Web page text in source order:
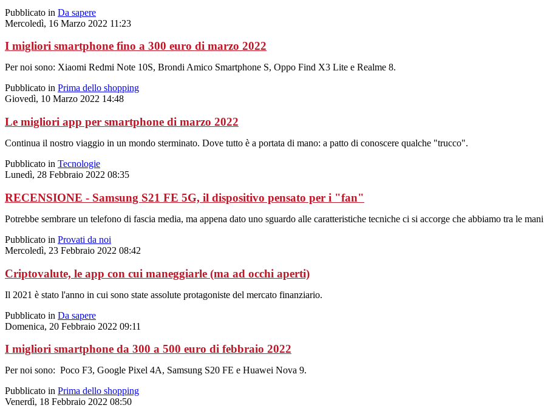
Pubblicato in Da sapere
Mercoledì, 16 Marzo 2022 11:23
I migliori smartphone fino a 300 euro di marzo 2022
Per noi sono: Xiaomi Redmi Note 10S, Brondi Amico Smartphone S, Oppo Find X3 Lite e Realme 8.
Pubblicato in Prima dello shopping
Giovedì, 10 Marzo 2022 14:48
Le migliori app per smartphone di marzo 2022
Continua il nostro viaggio in un mondo sterminato. Dove tutto è a portata di mano: a patto di conoscere qualche "trucco".
Pubblicato in Tecnologie
Lunedì, 28 Febbraio 2022 08:35
RECENSIONE - Samsung S21 FE 5G, il dispositivo pensato per i "fan"
Potrebbe sembrare un telefono di fascia media, ma appena dato uno sguardo alle caratteristiche tecniche ci si accorge che abbiamo tra le
Pubblicato in Provati da noi
Mercoledì, 23 Febbraio 2022 08:42
Criptovalute, le app con cui maneggiarle (ma ad occhi aperti)
Il 2021 è stato l'anno in cui sono state assolute protagoniste del mercato finanziario.
Pubblicato in Da sapere
Domenica, 20 Febbraio 2022 09:11
I migliori smartphone da 300 a 500 euro di febbraio 2022
Per noi sono: Poco F3, Google Pixel 4A, Samsung S20 FE e Huawei Nova 9.
Pubblicato in Prima dello shopping
Venerdì, 18 Febbraio 2022 08:50